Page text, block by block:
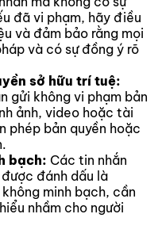
đã vi phạm, hãy điều
và đảm bảo rằng mọi
và có sự đồng ý rõ
sở hữu trí tuệ:
gửi không vi phạm bản
ảnh, video hoặc tài
phép bản quyền hoặc
bạch: Các tin nhắn
đánh dấu là
minh bạch, cần
nhầm cho người